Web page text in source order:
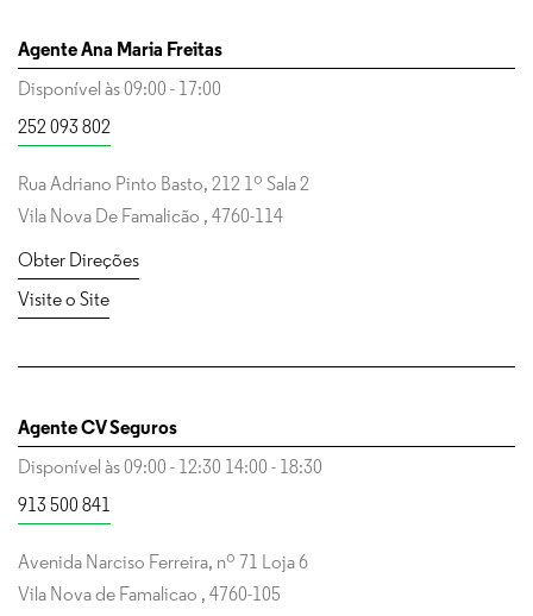
Agente Ana Maria Freitas
Disponível às09:00 - 17:00
252 093 802
Rua Adriano Pinto Basto, 212 1º Sala 2
Vila Nova De Famalicão , 4760-114
Obter Direções
Visite o Site
Agente CV Seguros
Disponível às09:00 - 12:30 14:00 - 18:30
913 500 841
Avenida Narciso Ferreira, nº 71 Loja 6
Vila Nova de Famalicao , 4760-105